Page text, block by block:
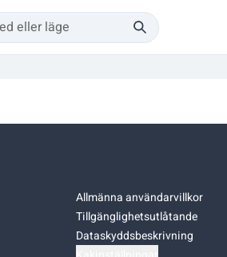
Allmänna användarvillkor
Tillgänglighetsutlåtande
Dataskyddsbeskrivning